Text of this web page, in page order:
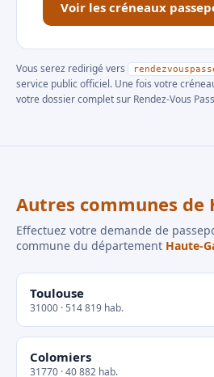
Voir les créneaux
Vous serez redirigé vers
service public officiel. Une fois votre
votre dossier complet sur Rendez-Vous
Autres communes de
Effectuez votre demande de
commune du département Haute-
Toulouse
31000 · 514 819 hab.
Colomiers
31770 · 40 882 hab.